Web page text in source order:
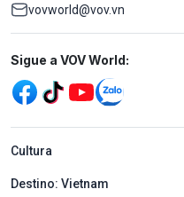
vovworld@vov.vn
Mạng xã hội
Sigue a VOV World:
menu footer
Cultura
Destino: Vietnam